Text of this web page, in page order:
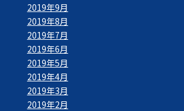
2019年9月
2019年8月
2019年7月
2019年6月
2019年5月
2019年4月
2019年3月
2019年2月